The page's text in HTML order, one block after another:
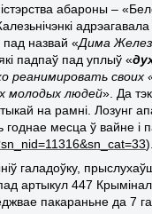
абароны –
назвай «Дима
які падпаў пад уплыў«
реанимировать
молодых людей». Да
на рамні. Лозунг
месца ў вайне і
)
галадоўку,
артыкул 447
пакараньне да 7